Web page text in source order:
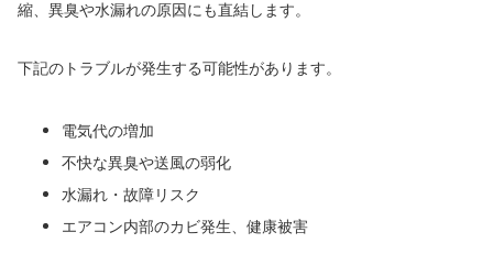
縮、異臭や水漏れの原因にも直結します。
下記のトラブルが発生する可能性があります。
電気代の増加
不快な異臭や送風の弱化
水漏れ・故障リスク
エアコン内部のカビ発生、健康被害